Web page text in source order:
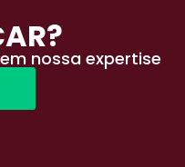
nossa expertise